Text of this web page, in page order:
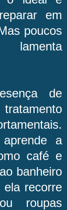
em
poucos
lamenta
de
a
café e
banheiro
recorre
roupas